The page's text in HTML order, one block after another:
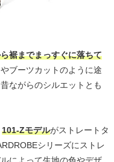
裾までまっすぐに落ちて
ブーツカットのように途
ながらのシルエットとも
101-Zモデルがストレートタ
シリーズにストレ